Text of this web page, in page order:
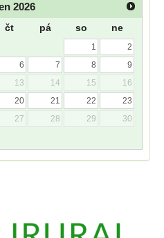
2026
čt pá so ne
1
2
6 7 8
9
13 14 15
16
20 21 22
23
27 28 29
30